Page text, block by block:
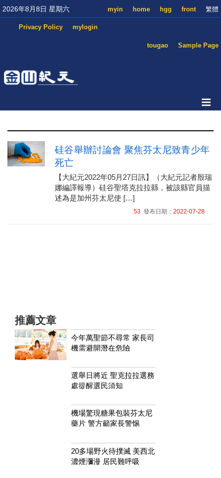
2026年8月8日 星期六 繁體
front
hgg
home
myin
mylogin
Privacy Policy
Sample Page
tougao
硅谷舉辦討論會 聚焦芬太尼致青少年
死亡
【大紀元2022年05月27日訊】（大紀元記者殷瑞
娜編譯報導）硅谷聖塔克拉拉縣，被該縣官員描
述為是加州芬太尼使 […]
53發布日期： 2022-07-28
推薦文章
今年萬聖節不尋常 家長司
機需避開潛在危險
選舉日將近 聖克拉拉選務
處提醒選民須知
機場驚現糖果包裝芬太尼
藥片 警方籲家長警惕
20多場野火待撲滅 美西北
濃煙瀰漫 居民難呼吸